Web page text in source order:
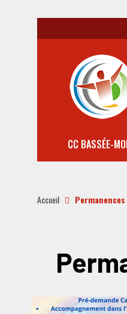
CC BASSÉE-
Accueil